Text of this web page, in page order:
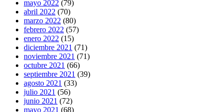
mayo 2022 (79)
abril 2022 (70)
marzo 2022 (80)
febrero 2022 (57)
enero 2022 (15)
diciembre 2021 (71)
noviembre 2021 (71)
octubre 2021 (66)
septiembre 2021 (39)
agosto 2021 (33)
julio 2021 (56)
junio 2021 (72)
mayo 2021 (68)